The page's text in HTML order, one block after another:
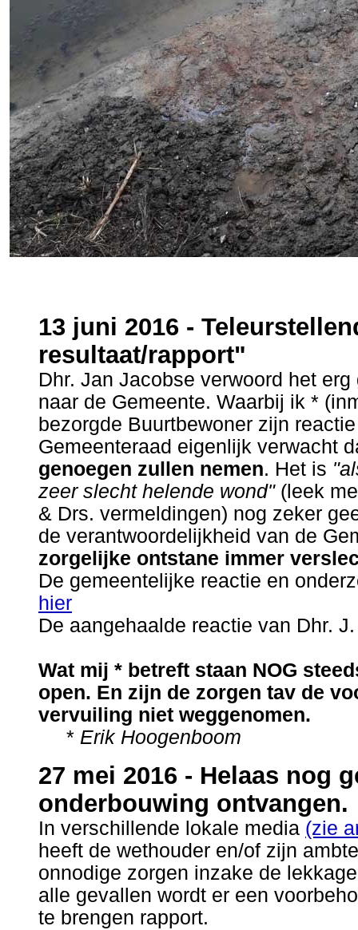
13 juni 2016 -
resultaat/rapport"
Dhr. Jan Jacobse verwoord het erg
naar de Gemeente. Waarbij ik *
bezorgde Buurtbewoner zijn
Gemeenteraad eigenlijk verwacht
genoegen zullen nemen. Het is
zeer slecht helende wond"(leek
& Drs. vermeldingen) nog zeker
de verantwoordelijkheid van de
zorgelijke ontstane immer
De gemeentelijke reactie en
hier
De aangehaalde reactie van Dhr.
Wat mij * betreft staan NOG
open. En zijn de zorgen tav de
vervuiling niet weggenomen.
* Erik Hoogenboom
27 mei 2016 - Helaas nog
onderbouwing ontvangen.
In verschillende lokale media (zie
heeft de wethouder en/of zijn
onnodige zorgen inzake de
alle gevallen wordt er een
te brengen rapport.